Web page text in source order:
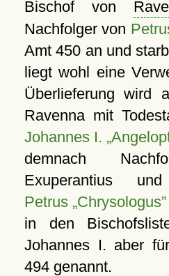
Bischof von
Nachfolger von
Amt 450 an und
liegt wohl eine
Überlieferung wird
Ravenna mit
Johannes I.
demnach
Exuperantius
Petrus „Chrysologus”
in den
Johannes I. aber
494 genannt.